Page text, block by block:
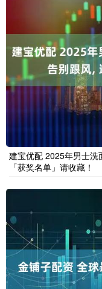
建宝优配 2025年男士
「获奖名单」请收藏！